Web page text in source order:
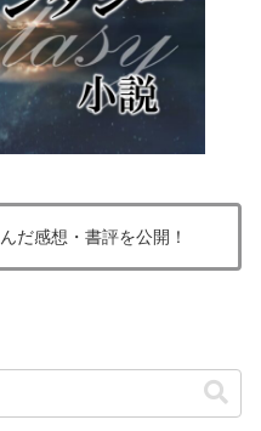
だ感想・書評を公開！